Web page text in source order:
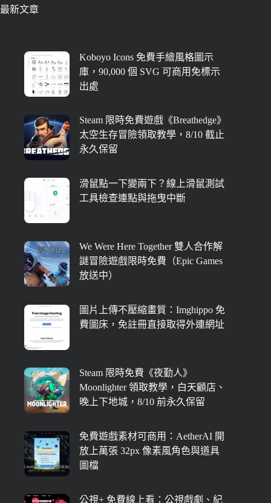
最新文章
Koboyo Icons 免費手繪風格圖示
庫，90,000 個 SVG 可商用免標示
出處
Steam 限時免費遊戲《Breathedge》
太空生存冒險領取教學，8/10 截止
永久保留
滑鼠點一下變兩下？線上滑鼠測試
工具檢查連點與拖曳中斷
We Were Here Together 雙人合作解
謎冒險遊戲限時免費（Epic Games
放送中）
圖片上傳不壓縮畫質：Imghippo 免
費圖床，免註冊直接取得外連網址
Steam 限時免費《夜勤人》
Moonlighter 領取教學，白天顧店、
晚上下地城，8/10 前永久保留
免費遊戲素材可商用：AetherAI 開
放上萬張 32px 像素風角色與道具
圖檔
公視+ 免費線上看：公視戲劇、紀